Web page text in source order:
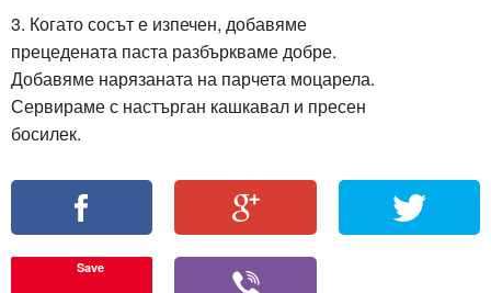
3. Когато сосът е изпечен, добавяме
прецедената паста разбъркваме добре.
Добавяме нарязаната на парчета моцарела.
Сервираме с настърган кашкавал и пресен
босилек.
Save